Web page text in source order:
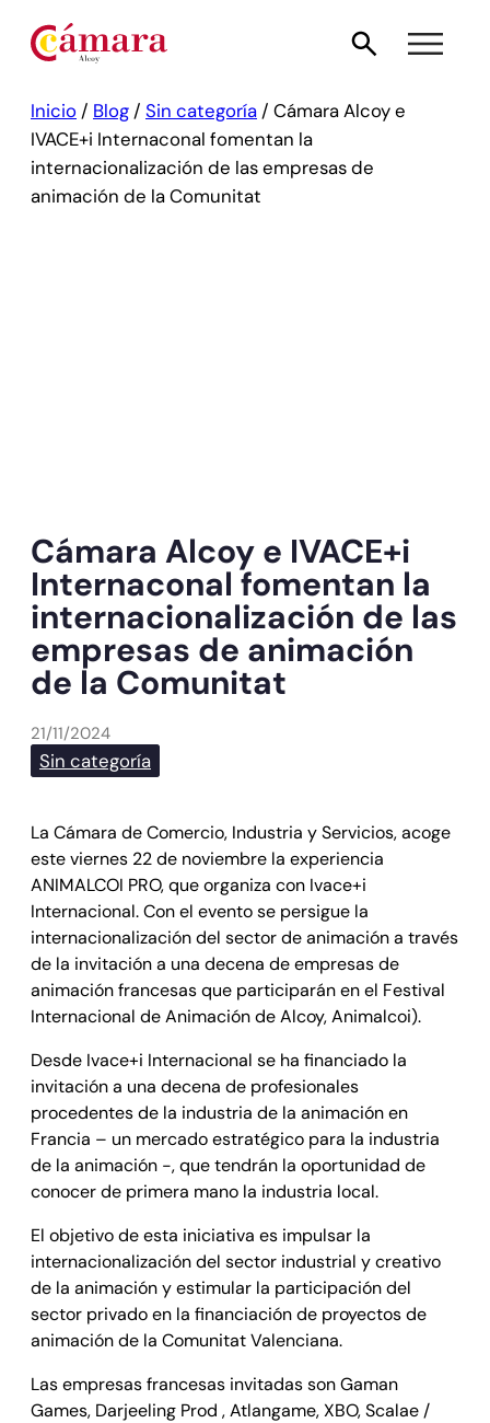
Inicio / Blog / Sin categoría / Cámara Alcoy e
IVACE+i Internaconal fomentan la
internacionalización de las empresas de
animación de la Comunitat
Cámara Alcoy e IVACE+i
Internaconal fomentan la
internacionalización de las
empresas de animación
de la Comunitat
21/11/2024
Sin categoría
La Cámara de Comercio, Industria y Servicios, acoge
este viernes 22 de noviembre la experiencia
ANIMALCOI PRO, que organiza con Ivace+i
Internacional. Con el evento se persigue la
internacionalización del sector de animación a través
de la invitación a una decena de empresas de
animación francesas que participarán en el Festival
Internacional de Animación de Alcoy, Animalcoi).
Desde Ivace+i Internacional se ha financiado la
invitación a una decena de profesionales
procedentes de la industria de la animación en
Francia – un mercado estratégico para la industria
de la animación -, que tendrán la oportunidad de
conocer de primera mano la industria local.
El objetivo de esta iniciativa es impulsar la
internacionalización del sector industrial y creativo
de la animación y estimular la participación del
sector privado en la financiación de proyectos de
animación de la Comunitat Valenciana.
Las empresas francesas invitadas son Gaman
Games, Darjeeling Prod , Atlangame, XBO, Scalae /